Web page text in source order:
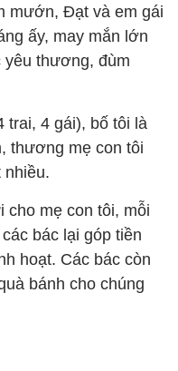
mướn, Đạt và em gái
ấy, may mắn lớn
thương, đùm
trai, 4 gái), bố tôi là
thương mẹ con tôi
nhiều.
cho mẹ con tôi, mỗi
bác lại góp tiền
hoạt. Các bác còn
bánh cho chúng